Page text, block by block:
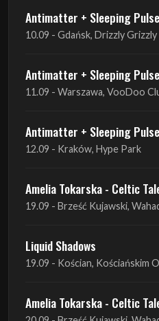
Antimatter + Sleeping Pulse
11.09 - Warszawa, VooDoo
Antimatter + Sleeping Pulse
12.09 - Kraków, Hype Park
Amelia Tokarska - Celtic
19.09 - Brześć Kujawski,
Liquid Shadows
19.09 - Kościan, Kościańskim
Amelia Tokarska - Celtic
20.09 - Brześć Kujawski,
Red Sand